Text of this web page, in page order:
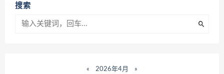
搜索
« 2026年4月 »